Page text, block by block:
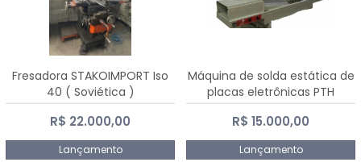
Fresadora STAKOIMPORT Iso
40 ( Soviética )
R$ 22.000,00
Lançamento
Máquina de solda estática de
placas eletrônicas PTH
DIALSAT
R$ 15.000,00
Lançamento